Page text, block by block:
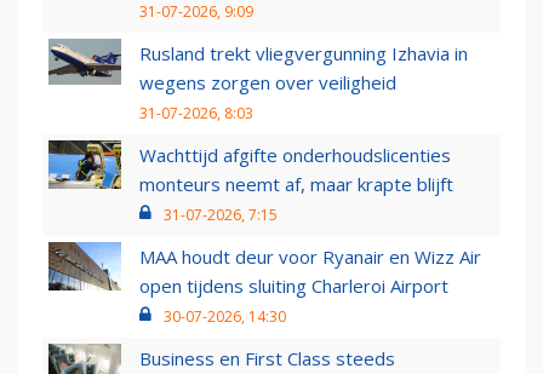
31-07-2026, 9:09
Rusland trekt vliegvergunning Izhavia in
wegens zorgen over veiligheid
31-07-2026, 8:03
Wachttijd afgifte onderhoudslicenties
monteurs neemt af, maar krapte blijft
31-07-2026, 7:15
MAA houdt deur voor Ryanair en Wizz Air
open tijdens sluiting Charleroi Airport
30-07-2026, 14:30
Business en First Class steeds